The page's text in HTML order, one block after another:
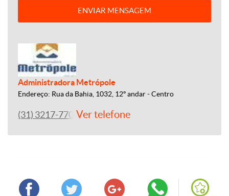
ENVIAR MENSAGEM
Administradora Metrópole
Endereço: Rua da Bahia, 1032, 12º andar - Centro
(31) 3217-7700Ver telefone